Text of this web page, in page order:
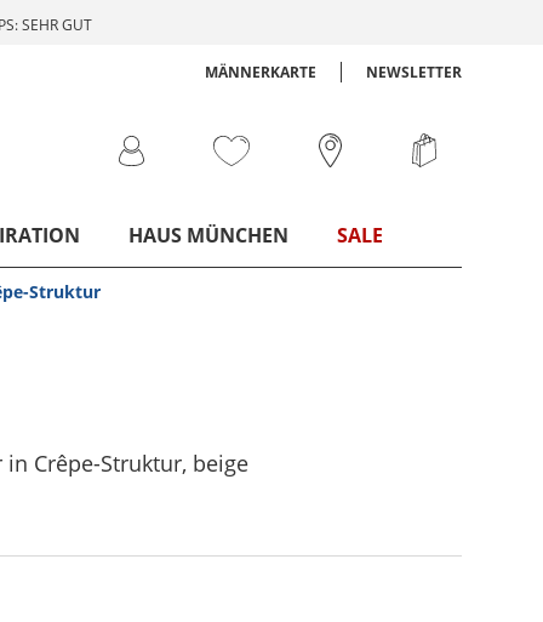
SEHR GUT
MÄNNERKARTE NEWSLETTER
HAUS MÜNCHEN SALE
Struktur
Crêpe-Struktur, beige